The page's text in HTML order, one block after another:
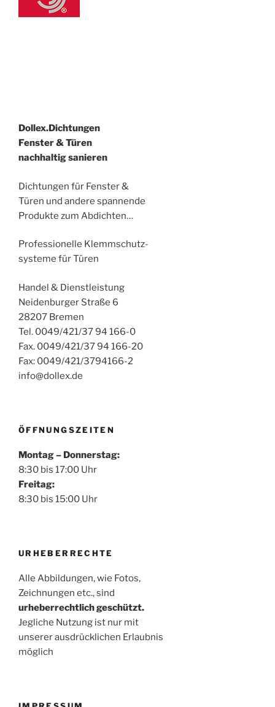
Dollex.Dichtungen
Fenster & Türen
nachhaltig sanieren
Dichtungen für Fenster &
Türen und andere spannende
Produkte zum Abdichten…
Professionelle Klemmschutz-
systeme für Türen
Handel & Dienstleistung
Neidenburger Straße 6
28207 Bremen
Tel. 0049/421/37 94 166-0
Fax. 0049/421/37 94 166-20
Fax: 0049/421/3794166-2
info@dollex.de
ÖFFNUNGSZEITEN
Montag – Donnerstag:
8:30 bis 17:00 Uhr
Freitag:
8:30 bis 15:00 Uhr
URHEBERRECHTE
Alle Abbildungen, wie Fotos,
Zeichnungen etc., sind
urheberrechtlich geschützt.
Jegliche Nutzung ist nur mit
unserer ausdrücklichen Erlaubnis
möglich